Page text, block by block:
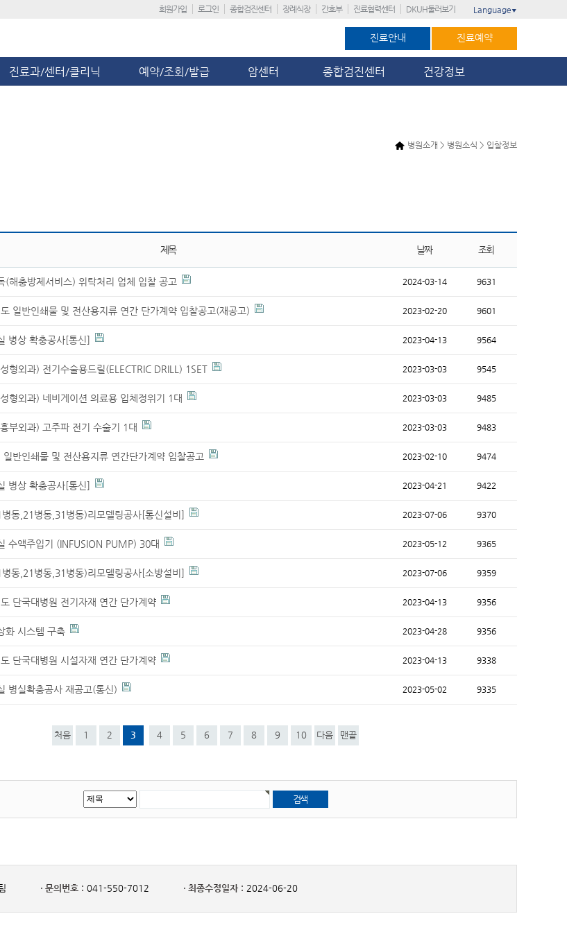
회원가입 로그인 종합검진센터 장례식장 간호부 진료협력센터 DKUH둘러보기 Language ▼
진료안내 진료예약
진료과/센터/클리닉 예약/조회/발급 암센터 종합검진센터 건강정보
병원소개 > 병원소식 > 입찰정보
제목 날짜 조회
(해충방제서비스) 위탁처리 업체 입찰 공고 2024-03-14 9631
일반인쇄물 및 전산용지류 연간 단가계약 입찰공고(재공고) 2023-02-20 9601
병상 확충공사[통신] 2023-04-13 9564
형외과) 전기수술용드릴(ELECTRIC DRILL) 1SET 2023-03-03 9545
형외과) 네비게이션 의료용 입체정위기 1대 2023-03-03 9485
부외과) 고주파 전기 수술기 1대 2023-03-03 9483
반인쇄물 및 전산용지류 연간단가계약 입찰공고 2023-02-10 9474
병상 확충공사[통신] 2023-04-21 9422
동,21병동,31병동)리모델링공사[통신설비] 2023-07-06 9370
수액주입기 (INFUSION PUMP) 30대 2023-05-12 9365
동,21병동,31병동)리모델링공사[소방설비] 2023-07-06 9359
단국대병원 전기자재 연간 단가계약 2023-04-13 9356
화 시스템 구축 2023-04-28 9356
단국대병원 시설자재 연간 단가계약 2023-04-13 9338
병실확충공사 재공고(통신) 2023-05-02 9335
처음 1 2 3 4 5 6 7 8 9 10 다음 맨끝
문의번호 : 041-550-7012 최종수정일자 : 2024-06-20